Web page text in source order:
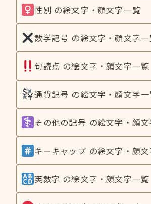
性別 の絵文字・顔文字一覧
数学記号 の絵文字・顔文字
句読点 の絵文字・顔文字一覧
通貨記号 の絵文字・顔文字
その他の記号 の絵文字・顔
キーキャップ の絵文字・顔
英数字 の絵文字・顔文字一覧